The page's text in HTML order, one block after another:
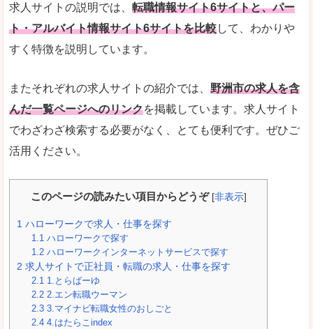
求人サイトの説明では、 転職情報サイト6サイトと、パー
ト・アルバイト情報サイト6サイトを比較して、わかりや
すく特徴を説明しています。
またそれぞれの求人サイトの紹介では、 野洲市の求人を含
んだ一覧ページへのリンクを掲載しています。求人サイト
でわざわざ検索する必要がなく、とても便利です。ぜひご
活用ください。
このページの読みたい項目からどうぞ [非表示]
1 ハローワークで求人・仕事を探す
1.1 ハローワークで探す
1.2 ハローワークインターネットサービスで探す
2 求人サイトで正社員・転職の求人・仕事を探す
2.1 1.とらばーゆ
2.2 2.エン転職ウーマン
2.3 3.マイナビ転職女性のおしごと
2.4 4.はたらこindex